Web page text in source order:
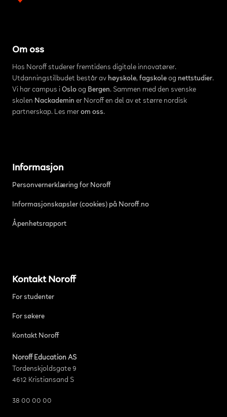
Om oss
Hos Noroff studerer fremtidens digitale innovatører.
Utdanningstilbudet består av høyskole, fagskoleog nettstudier.
Vi har campus i Osloog Bergen. Sammen med den svenske
skolen Nackademin er Noroff en del av et større nordisk
partnerskap. Les mer om oss.
Informasjon
Personvernerklæring for Noroff
Informasjonskapsler (cookies) på Noroff.no
Åpenhetsrapport
Kontakt Noroff
For studenter
For søkere
Kontakt Noroff
Noroff Education AS
Tordenskjoldsgate 9
4612 Kristiansand S
38 00 00 00